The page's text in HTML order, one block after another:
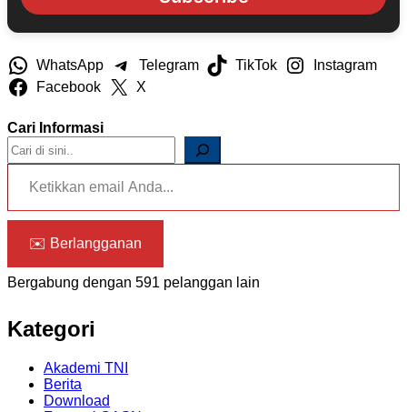
WhatsApp Telegram TikTok
Instagram
Facebook
X
Cari Informasi
Ketikkan email Anda...
✉️ Berlangganan
Bergabung dengan 591 pelanggan lain
Kategori
Akademi TNI
Berita
Download